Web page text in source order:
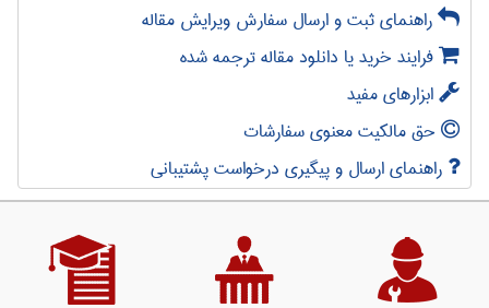
راهنمای ثبت و ارسال سفارش ویرایش مقاله
فرایند خرید یا دانلود مقاله ترجمه شده
ابزارهای مفید
حق مالکیت معنوی سفارشات
راهنمای ارسال و پیگیری درخواست پشتیبانی